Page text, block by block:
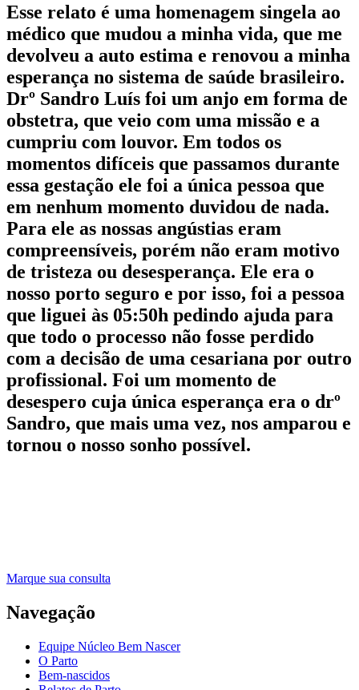
Esse relato é uma homenagem singela ao
médico que mudou a minha vida, que me
devolveu a auto estima e renovou a minha
esperança no sistema de saúde brasileiro.
Drº Sandro Luís foi um anjo em forma de
obstetra, que veio com uma missão e a
cumpriu com louvor. Em todos os
momentos difíceis que passamos durante
essa gestação ele foi a única pessoa que
em nenhum momento duvidou de nada.
Para ele as nossas angústias eram
compreensíveis, porém não eram motivo
de tristeza ou desesperança. Ele era o
nosso porto seguro e por isso, foi a pessoa
que liguei às 05:50h pedindo ajuda para
que todo o processo não fosse perdido
com a decisão de uma cesariana por outro
profissional. Foi um momento de
desespero cuja única esperança era o drº
Sandro, que mais uma vez, nos amparou e
tornou o nosso sonho possível.
Marque sua consulta
Navegação
Equipe Núcleo Bem Nascer
O Parto
Bem-nascidos